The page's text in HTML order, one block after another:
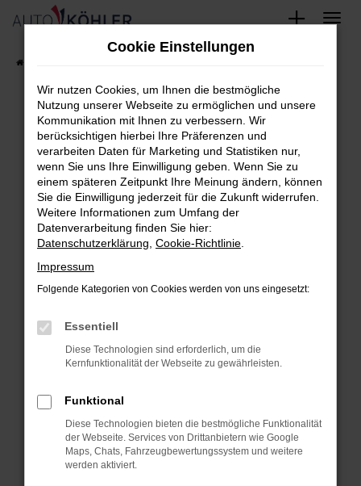
Zum
Fehler: Network Error
Beim Laden ist ein Fehler aufgetreten.
Hier sind ein paar Tipps, die dir helfen können:
Überprüfe deine Firewall und deine
Internetverbindung.
Laden andere Webseiten, zum Beispiel
deine Suchmaschine?
Manche Erweiterungen, wie Werbeblocker,
können das Laden bestimmter Seiten
verhindern. Funktioniert die Seite in einem
Fenster?
Starte dein Gerät neu.
Das kann manchmal helfen,
vorübergehende Probleme zu beheben.
Cookie Einstellungen
Wir nutzen Cookies, um Ihnen die bestmögliche
Nutzung unserer Webseite zu ermöglichen und unsere
Kommunikation mit Ihnen zu verbessern. Wir
berücksichtigen hierbei Ihre Präferenzen und
verarbeiten Daten für Marketing und Statistiken nur,
wenn Sie uns Ihre Einwilligung geben. Wenn Sie zu
einem späteren Zeitpunkt Ihre Meinung ändern, können
Sie die Einwilligung jederzeit für die Zukunft widerrufen.
Weitere Informationen zum Umfang der
Datenverarbeitung finden Sie hier:
Datenschutzerklärung Cookie-Richtlinie
Impressum
Folgende Kategorien von Cookies werden von uns eingesetzt:
Essentiell
Diese Technologien sind erforderlich, um die
Kernfunktionalität der Webseite zu gewährleisten.
Funktional
Diese Technologien bieten die bestmögliche Funktionalität
der Webseite. Services von Drittanbietern wie Google
Maps, Chats, Fahrzeugbewertungssystem und weitere
werden aktiviert.